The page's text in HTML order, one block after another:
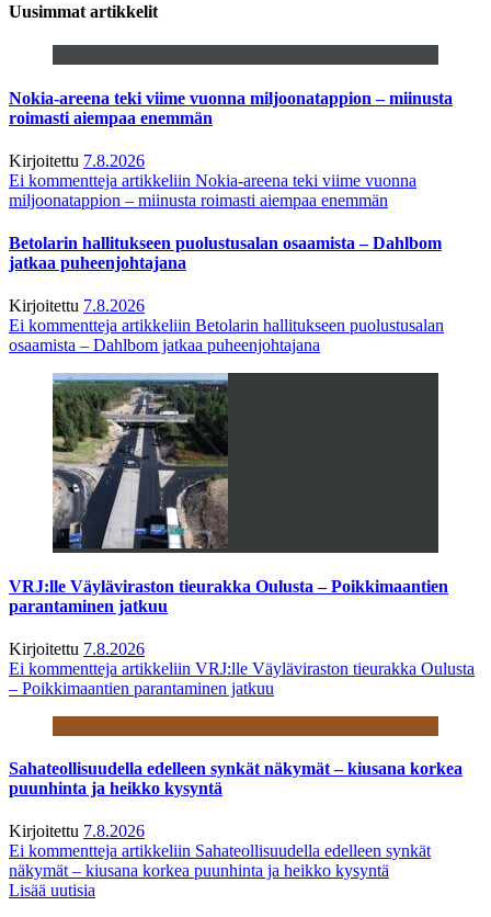
Uusimmat artikkelit
Nokia-areena teki viime vuonna miljoonatappion – miinusta
roimasti aiempaa enemmän
Kirjoitettu 7.8.2026
Ei kommentteja artikkeliin Nokia-areena teki viime vuonna
miljoonatappion – miinusta roimasti aiempaa enemmän
Betolarin hallitukseen puolustusalan osaamista – Dahlbom
jatkaa puheenjohtajana
Kirjoitettu 7.8.2026
Ei kommentteja artikkeliin Betolarin hallitukseen puolustusalan
osaamista – Dahlbom jatkaa puheenjohtajana
VRJ:lle Väyläviraston tieurakka Oulusta – Poikkimaantien
parantaminen jatkuu
Kirjoitettu 7.8.2026
Ei kommentteja artikkeliin VRJ:lle Väyläviraston tieurakka Oulusta
– Poikkimaantien parantaminen jatkuu
Sahateollisuudella edelleen synkät näkymät – kiusana korkea
puunhinta ja heikko kysyntä
Kirjoitettu 7.8.2026
Ei kommentteja artikkeliin Sahateollisuudella edelleen synkät
näkymät – kiusana korkea puunhinta ja heikko kysyntä
Lisää uutisia